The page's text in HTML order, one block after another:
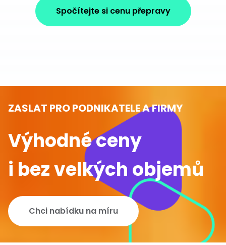
Spočítejte si cenu přepravy
ZASLAT PRO PODNIKATELE A FIRMY
Výhodné ceny
i bez velkých objemů
Chci nabídku na míru